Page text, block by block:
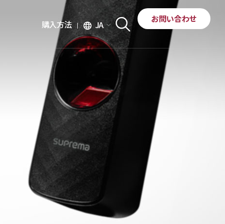
購入方法 language JA
お問い合わせ